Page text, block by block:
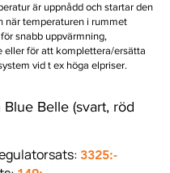
är uppnådd och startar den
när temperaturen i rummet
snabb uppvärmning,
eller för att komplettera/ersätta
vid t ex höga elpriser.
Blue Belle (svart, röd
3325:-